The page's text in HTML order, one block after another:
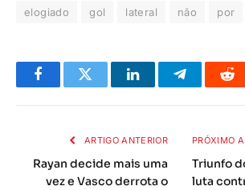
elogiado
gol lateral não por
FacebookTwitter LinkedInTelegrama
ARTIGO ANTERIOR
Rayan decide mais uma
vez e Vasco derrota o
PRÓXIMO
Triunfo
luta